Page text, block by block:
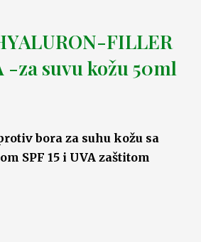
FILLER
-za suvu kožu 50ml
bora za suhu kožu sa
SPF 15 i UVA zaštitom